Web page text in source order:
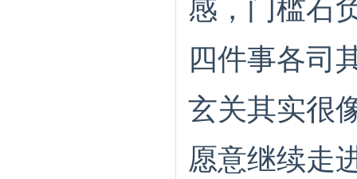
感，门槛石
四件事各司
玄关其实很
愿意继续走